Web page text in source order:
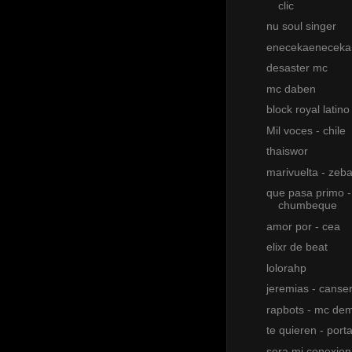
clic
nu soul singer
enecekaeneceka
desaster mc
mc daben
block royal latino
Mil voces - chile
thaiswor
marivuelta -
que pasa primo
chumbeque
amor por - cea
elixr de beat
lolorahp
jeremias -
rapbots - mc
te quieren -